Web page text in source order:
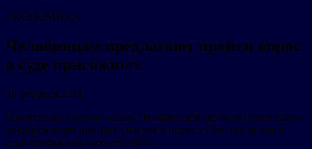
ЭКОНОМИКА
Челябинцам предлагают пройти опрос
о суде присяжных
26 февраля 2021
Контрольно-счетная палата Челябинской области приглашает
южноуральцев принять участие в опросе «Что вы знаете о
суде присяжных заседателей?».